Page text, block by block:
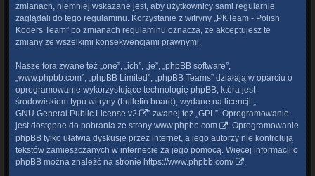
zmianach, niemniej wskazane jest, aby użytkownicy sami regularnie
zaglądali do tego regulaminu. Korzystanie z witryny „PKTeam - Polish
Koders Team” po zmianach regulaminu oznacza, że akceptujesz te
zmiany ze wszelkimi konsekwencjami prawnymi.
Nasze fora zwane też „one”, „ich”, „je”, „phpBB software”,
„www.phpbb.com”, „phpBB Limited”, „phpBB Teams” działają w oparciu o
oprogramowanie wykorzystujące technologię phpBB, która jest
środowiskiem typu witryny (bulletin board), wydane na licencji „
GNU General Public License v2
” zwanej też „GPL”. Oprogramowanie
jest dostępne do pobrania ze strony www.phpbb.com
. Oprogramowanie
phpBB tylko ułatwia dyskusje przez internet, a jego autorzy nie kontrolują
tekstów zamieszczanych w internecie za jego pomocą. Więcej informacji o
phpBB można znaleźć na stronie https://www.phpbb.com/